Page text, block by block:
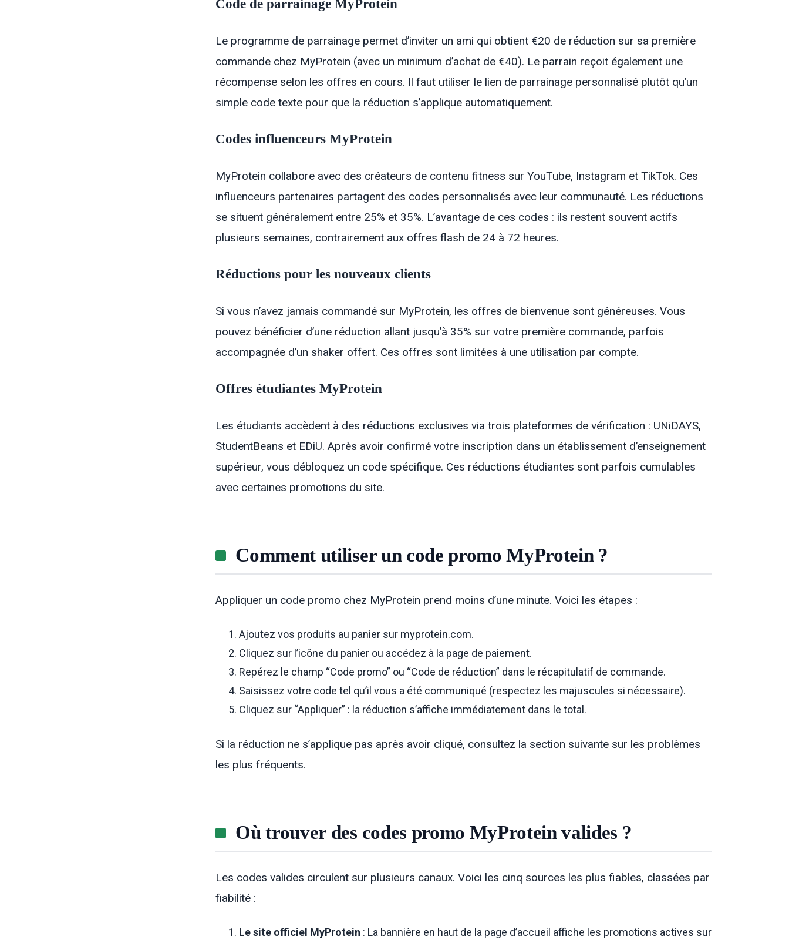
Code de parrainage MyProtein
Le programme de parrainage permet d’inviter un ami qui obtient €20 de réduction sur sa première
commande chez MyProtein (avec un minimum d’achat de €40). Le parrain reçoit également une
récompense selon les offres en cours. Il faut utiliser le lien de parrainage personnalisé plutôt qu’un
simple code texte pour que la réduction s’applique automatiquement.
Codes influenceurs MyProtein
MyProtein collabore avec des créateurs de contenu fitness sur YouTube, Instagram et TikTok. Ces
influenceurs partenaires partagent des codes personnalisés avec leur communauté. Les réductions
se situent généralement entre 25% et 35%. L’avantage de ces codes : ils restent souvent actifs
plusieurs semaines, contrairement aux offres flash de 24 à 72 heures.
Réductions pour les nouveaux clients
Si vous n’avez jamais commandé sur MyProtein, les offres de bienvenue sont généreuses. Vous
pouvez bénéficier d’une réduction allant jusqu’à 35% sur votre première commande, parfois
accompagnée d’un shaker offert. Ces offres sont limitées à une utilisation par compte.
Offres étudiantes MyProtein
Les étudiants accèdent à des réductions exclusives via trois plateformes de vérification : UNiDAYS,
StudentBeans et EDiU. Après avoir confirmé votre inscription dans un établissement d’enseignement
supérieur, vous débloquez un code spécifique. Ces réductions étudiantes sont parfois cumulables
avec certaines promotions du site.
Comment utiliser un code promo MyProtein ?
Appliquer un code promo chez MyProtein prend moins d’une minute. Voici les étapes :
Ajoutez vos produits au panier sur myprotein.com.
Cliquez sur l’icône du panier ou accédez à la page de paiement.
Repérez le champ “Code promo” ou “Code de réduction” dans le récapitulatif de commande.
Saisissez votre code tel qu’il vous a été communiqué (respectez les majuscules si nécessaire).
Cliquez sur “Appliquer” : la réduction s’affiche immédiatement dans le total.
Si la réduction ne s’applique pas après avoir cliqué, consultez la section suivante sur les problèmes
les plus fréquents.
Où trouver des codes promo MyProtein valides ?
Les codes valides circulent sur plusieurs canaux. Voici les cinq sources les plus fiables, classées par
fiabilité :
Le site officiel MyProtein : La bannière en haut de la page d’accueil affiche les promotions actives sur